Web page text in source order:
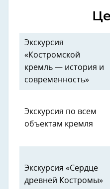
Экскурсия
«Костромской
кремль — история и
современность»
Экскурсия по всем
объектам кремля
Экскурсия «Сердце
древней Костромы»